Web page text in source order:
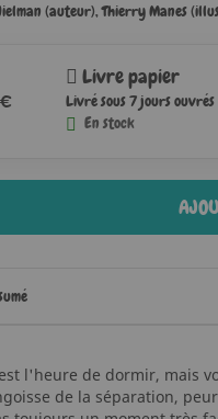
(auteur),Thierry Manes
Livre papier
Livré sous 7 jours ouvrés
En stock
l'heure de dormir, mais
de la séparation,